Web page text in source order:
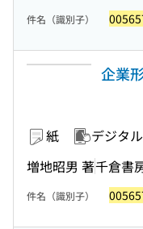
件名（識別子）
企業
紙 デジタル
増地昭男 著千倉書
件名（識別子）